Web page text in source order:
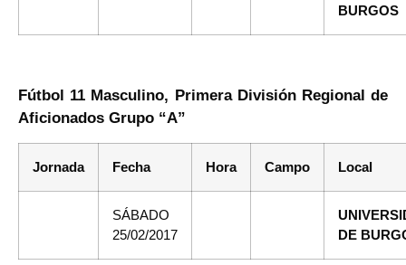
BURGOS
Fútbol 11 Masculino, Primera División Regional de
Aficionados Grupo “A”
Jornada Fecha Hora Campo Local
SÁBADO
25/02/2017
DE